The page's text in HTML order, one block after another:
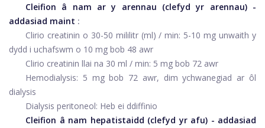
Cleifion â nam ar y arennau (clefyd yr arennau) -
addasiad maint :
Clirio creatinin o 30-50 mililitr (ml) / min: 5-10 mg unwaith y
dydd i uchafswm o 10 mg bob 48 awr
Clirio creatinin llai na 30 ml / min: 5 mg bob 72 awr
Hemodialysis: 5 mg bob 72 awr, dim ychwanegiad ar ôl
dialysis
Dialysis peritoneol: Heb ei ddiffinio
Cleifion â nam hepatistaidd (clefyd yr afu) - addasiad